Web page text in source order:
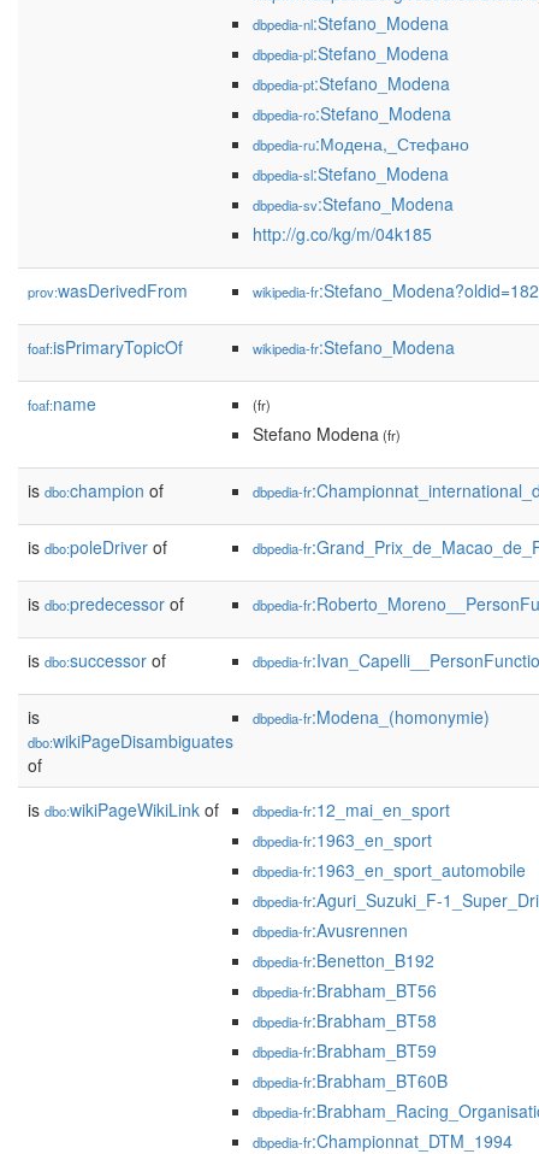
dbpedia-nl:Stefano_Modena
dbpedia-pl:Stefano_Modena
dbpedia-pt:Stefano_Modena
dbpedia-ro:Stefano_Modena
dbpedia-ru:Модена,_Стефано
dbpedia-sl:Stefano_Modena
dbpedia-sv:Stefano_Modena
http://g.co/kg/m/04k185
prov:wasDerivedFrom wikipedia-fr
foaf:isPrimaryTopicOf wikipedia-fr:Stefano_Modena
foaf:name (fr)
Stefano Modena(fr)
is dbo:champion of dbpedia-fr
is dbo:poleDriver of dbpedia-fr
is dbo:predecessor of dbpedia-fr
is dbo:successor of dbpedia-fr
is
dbo:wikiPageDisambiguates
of
dbpedia-fr:Modena_(homonymie)
is dbo:wikiPageWikiLink of dbpedia-fr:12_mai_en_sport
dbpedia-fr:1963_en_sport
dbpedia-fr:1963_en_sport_automobile
dbpedia-fr:Aguri_Suzuki_F-
dbpedia-fr:Avusrennen
dbpedia-fr:Benetton_B192
dbpedia-fr:Brabham_BT56
dbpedia-fr:Brabham_BT58
dbpedia-fr:Brabham_BT59
dbpedia-fr:Brabham_BT60B
dbpedia-fr
dbpedia-fr:Championnat_DTM_1994